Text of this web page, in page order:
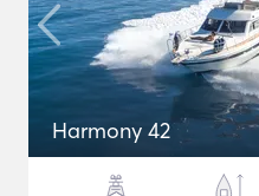
Harmony 42